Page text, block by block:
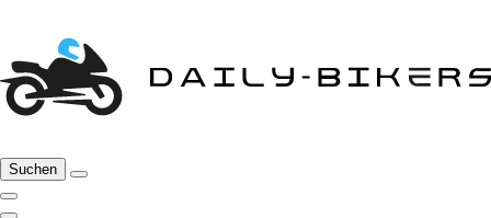
Suchen